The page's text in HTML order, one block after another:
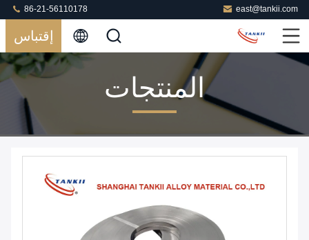
east@tankii.com
86-21-56110178
إقتباس
المنتجات